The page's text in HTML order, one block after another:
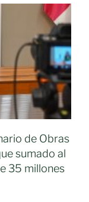
de Obras
sumado al
35 millones